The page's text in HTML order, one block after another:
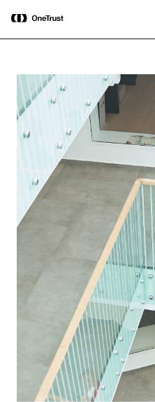
OneTrust als „Visionär“ im Gartner®
Magic Quadrant™ 2026 für
Plattformen zur KI-Governance